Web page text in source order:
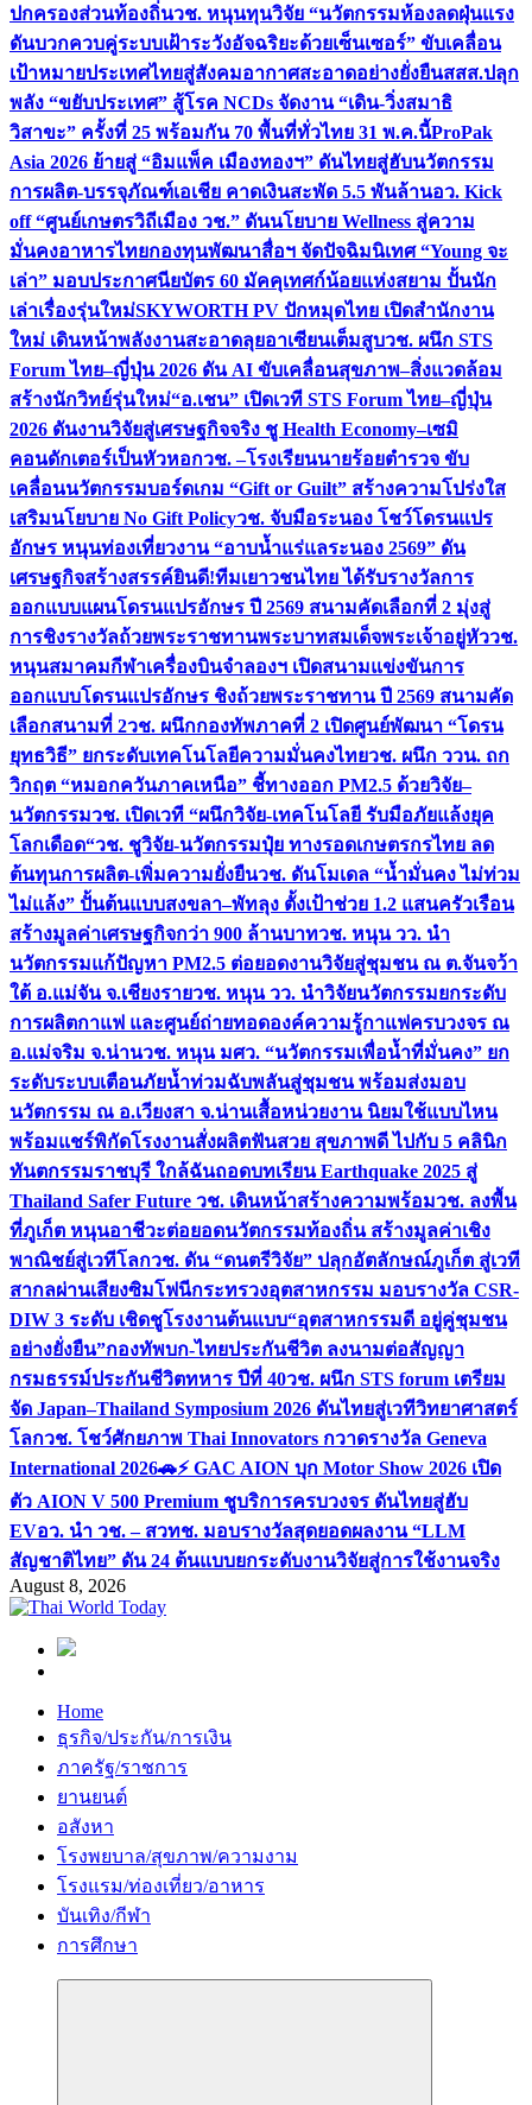
ปกครองส่วนท้องถิ่นวช. หนุนทุนวิจัย “นวัตกรรมห้องลดฝุ่นแรง
ดันบวกควบคู่ระบบเฝ้าระวังอัจฉริยะด้วยเซ็นเซอร์” ขับเคลื่อน
เป้าหมายประเทศไทยสู่สังคมอากาศสะอาดอย่างยั่งยืนสสส.ปลุก
พลัง “ขยับประเทศ” สู้โรค NCDs จัดงาน “เดิน-วิ่งสมาธิ
วิสาขะ” ครั้งที่ 25 พร้อมกัน 70 พื้นที่ทั่วไทย 31 พ.ค.นี้ProPak
Asia 2026 ย้ายสู่ “อิมแพ็ค เมืองทองฯ” ดันไทยสู่ฮับนวัตกรรม
การผลิต-บรรจุภัณฑ์เอเชีย คาดเงินสะพัด 5.5 พันล้านอว. Kick
off “ศูนย์เกษตรวิถีเมือง วช.” ดันนโยบาย Wellness สู่ความ
มั่นคงอาหารไทยกองทุนพัฒนาสื่อฯ จัดปัจฉิมนิเทศ “Young จะ
เล่า” มอบประกาศนียบัตร 60 มัคคุเทศก์น้อยแห่งสยาม ปั้นนัก
เล่าเรื่องรุ่นใหม่SKYWORTH PV ปักหมุดไทย เปิดสำนักงาน
ใหม่ เดินหน้าพลังงานสะอาดลุยอาเซียนเต็มสูบวช. ผนึก STS
Forum ไทย–ญี่ปุ่น 2026 ดัน AI ขับเคลื่อนสุขภาพ–สิ่งแวดล้อม
สร้างนักวิทย์รุ่นใหม่“อ.เชน” เปิดเวที STS Forum ไทย–ญี่ปุ่น
2026 ดันงานวิจัยสู่เศรษฐกิจจริง ชู Health Economy–เซมิ
คอนดักเตอร์เป็นหัวหอกวช. –โรงเรียนนายร้อยตำรวจ ขับ
เคลื่อนนวัตกรรมบอร์ดเกม “Gift or Guilt” สร้างความโปร่งใส
เสริมนโยบาย No Gift Policyวช. จับมือระนอง โชว์โดรนแปร
อักษร หนุนท่องเที่ยวงาน “อาบน้ำแร่แลระนอง 2569” ดัน
เศรษฐกิจสร้างสรรค์ยินดี!ทีมเยาวชนไทย ได้รับรางวัลการ
ออกแบบแผนโดรนแปรอักษร ปี 2569 สนามคัดเลือกที่ 2 มุ่งสู่
การชิงรางวัลถ้วยพระราชทานพระบาทสมเด็จพระเจ้าอยู่หัววช.
หนุนสมาคมกีฬาเครื่องบินจำลองฯ เปิดสนามแข่งขันการ
ออกแบบโดรนแปรอักษร ชิงถ้วยพระราชทาน ปี 2569 สนามคัด
เลือกสนามที่ 2วช. ผนึกกองทัพภาคที่ 2 เปิดศูนย์พัฒนา “โดรน
ยุทธวิธี” ยกระดับเทคโนโลยีความมั่นคงไทยวช. ผนึก ววน. ถก
วิกฤต “หมอกควันภาคเหนือ” ชี้ทางออก PM2.5 ด้วยวิจัย–
นวัตกรรมวช. เปิดเวที “ผนึกวิจัย-เทคโนโลยี รับมือภัยแล้งยุค
โลกเดือด“วช. ชูวิจัย-นวัตกรรมปุ๋ย ทางรอดเกษตรกรไทย ลด
ต้นทุนการผลิต-เพิ่มความยั่งยืนวช. ดันโมเดล “น้ำมั่นคง ไม่ท่วม
ไม่แล้ง” ปั้นต้นแบบสงขลา–พัทลุง ตั้งเป้าช่วย 1.2 แสนครัวเรือน
สร้างมูลค่าเศรษฐกิจกว่า 900 ล้านบาทวช. หนุน วว. นำ
นวัตกรรมแก้ปัญหา PM2.5 ต่อยอดงานวิจัยสู่ชุมชน ณ ต.จันจว้า
ใต้ อ.แม่จัน จ.เชียงรายวช. หนุน วว. นำวิจัยนวัตกรรมยกระดับ
การผลิตกาแฟ และศูนย์ถ่ายทอดองค์ความรู้กาแฟครบวงจร ณ
อ.แม่จริม จ.น่านวช. หนุน มศว. “นวัตกรรมเพื่อน้ำที่มั่นคง” ยก
ระดับระบบเตือนภัยน้ำท่วมฉับพลันสู่ชุมชน พร้อมส่งมอบ
นวัตกรรม ณ อ.เวียงสา จ.น่านเสื้อหน่วยงาน นิยมใช้แบบไหน
พร้อมแชร์พิกัดโรงงานสั่งผลิตฟันสวย สุขภาพดี ไปกับ 5 คลินิก
ทันตกรรมราชบุรี ใกล้ฉันถอดบทเรียน Earthquake 2025 สู่
Thailand Safer Future วช. เดินหน้าสร้างความพร้อมวช. ลงพื้น
ที่ภูเก็ต หนุนอาชีวะต่อยอดนวัตกรรมท้องถิ่น สร้างมูลค่าเชิง
พาณิชย์สู่เวทีโลกวช. ดัน “ดนตรีวิจัย” ปลุกอัตลักษณ์ภูเก็ต สู่เวที
สากลผ่านเสียงซิมโฟนีกระทรวงอุตสาหกรรม มอบรางวัล CSR-
DIW 3 ระดับ เชิดชูโรงงานต้นแบบ“อุตสาหกรรมดี อยู่คู่ชุมชน
อย่างยั่งยืน”กองทัพบก-ไทยประกันชีวิต ลงนามต่อสัญญา
กรมธรรม์ประกันชีวิตทหาร ปีที่ 40วช. ผนึก STS forum เตรียม
จัด Japan–Thailand Symposium 2026 ดันไทยสู่เวทีวิทยาศาสตร์
โลกวช. โชว์ศักยภาพ Thai Innovators กวาดรางวัล Geneva
International 2026🚗⚡️ GAC AION บุก Motor Show 2026 เปิด
ตัว AION V 500 Premium ชูบริการครบวงจร ดันไทยสู่ฮับ
EVอว. นำ วช. – สวทช. มอบรางวัลสุดยอดผลงาน “LLM
สัญชาติไทย” ดัน 24 ต้นแบบยกระดับงานวิจัยสู่การใช้งานจริง
August 8, 2026
Home
ธุรกิจ/ประกัน/การเงิน
ภาครัฐ/ราชการ
ยานยนต์
อสังหา
โรงพยบาล/สุขภาพ/ความงาม
โรงแรม/ท่องเที่ยว/อาหาร
บันเทิง/กีฬา
การศึกษา